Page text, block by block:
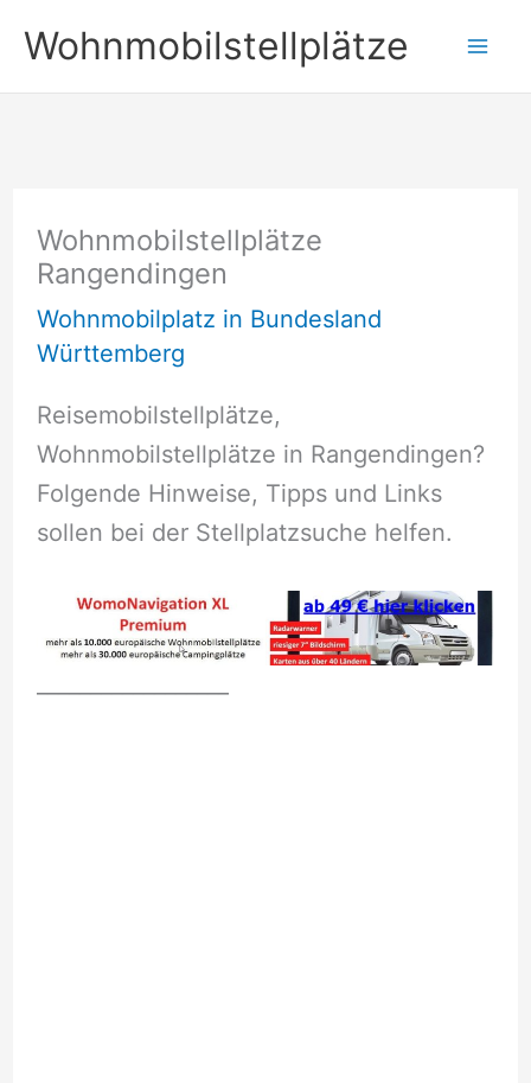
Inhalt
springen
Wohnmobilstellplätze
Wohnmobilstellplätze
Rangendingen
Wohnmobilplatz in Bundesland
Württemberg
Reisemobilstellplätze,
Wohnmobilstellplätze in Rangendingen?
Folgende Hinweise, Tipps und Links
sollen bei der Stellplatzsuche helfen.